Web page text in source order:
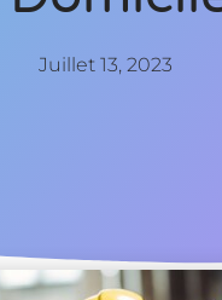
Juillet 13, 2023